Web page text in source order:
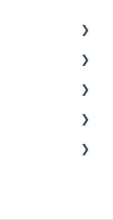
排班系統看完